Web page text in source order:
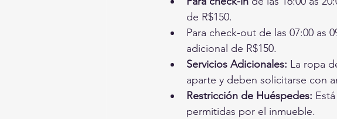
de R$150.
Para check-out de las 07:00 as
adicional de R$150.
Servicios Adicionales: La ropa
aparte y deben solicitarse con
Restricción de Huéspedes:
permitidas por el inmueble.